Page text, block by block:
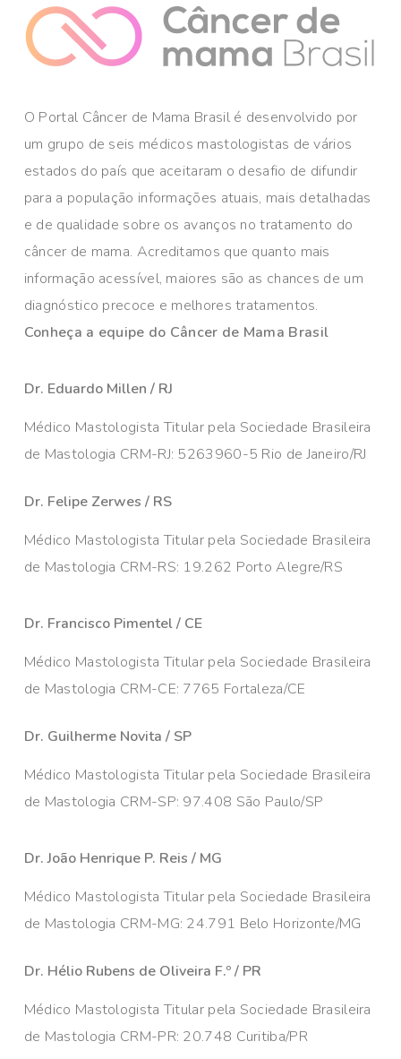
O Portal Câncer de Mama Brasil é desenvolvido por
um grupo de seis médicos mastologistas de vários
estados do país que aceitaram o desafio de difundir
para a população informações atuais, mais detalhadas
e de qualidade sobre os avanços no tratamento do
câncer de mama. Acreditamos que quanto mais
informação acessível, maiores são as chances de um
diagnóstico precoce e melhores tratamentos.
Conheça a equipe do Câncer de Mama Brasil
Dr. Eduardo Millen / RJ
Médico Mastologista Titular pela Sociedade Brasileira
de Mastologia CRM-RJ: 5263960-5 Rio de Janeiro/RJ
Dr. Felipe Zerwes / RS
Médico Mastologista Titular pela Sociedade Brasileira
de Mastologia CRM-RS: 19.262 Porto Alegre/RS
Dr. Francisco Pimentel / CE
Médico Mastologista Titular pela Sociedade Brasileira
de Mastologia CRM-CE: 7765 Fortaleza/CE
Dr. Guilherme Novita / SP
Médico Mastologista Titular pela Sociedade Brasileira
de Mastologia CRM-SP: 97.408 São Paulo/SP
Dr. João Henrique P. Reis / MG
Médico Mastologista Titular pela Sociedade Brasileira
de Mastologia CRM-MG: 24.791 Belo Horizonte/MG
Dr. Hélio Rubens de Oliveira F.º / PR
Médico Mastologista Titular pela Sociedade Brasileira
de Mastologia CRM-PR: 20.748 Curitiba/PR